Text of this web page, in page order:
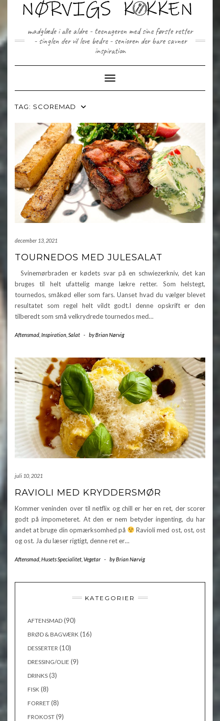
madglæde i alle aldre - teenageren med sine første retter
- singlen der vil leve bedre - senioren der bare savner
inspiration
Toggle Navigation
TAG: SCOREMAD
december 13, 2021
TOURNEDOS MED JULESALAT
Svinemørbraden er kødets svar på en schwiezerkniv, det kan
bruges til helt ufattelig mange lækre retter. Som helstegt,
tournedos, småkød eller som fars. Uanset hvad du vælger blevet
resultatet som regel helt vildt godt.I denne opskrift er den
tilberedt som små velkrydrede tournedos med…
Aftensmad Inspiration Salat - byBrian Nørvig
juli 10, 2021
RAVIOLI MED KRYDDERSMØR
Kommer veninden over til netflix og chill er her en ret, der scorer
godt på impometeret. At den er nem betyder ingenting, du har
andet at bruge din opmærksomhed på
Ravioli med ost, ost, ost
og ost. Ja du læser rigtigt, denne ret er…
Aftensmad Husets Specialitet Vegetar - byBrian Nørvig
KATEGORIER
AFTENSMAD (90)
BRØD & BAGVÆRK (16)
DESSERTER (10)
DRESSING/OLIE (9)
DRINKS (3)
FISK (8)
FORRET (8)
FROKOST (9)